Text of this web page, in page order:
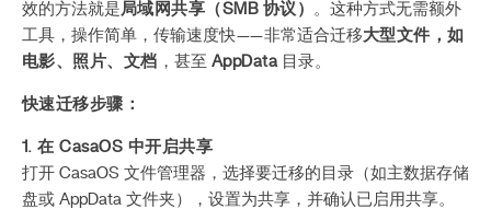
效的方法就是局域网共享（SMB 协议） 。这种方式无需额外
工具，操作简单，传输速度快——非常适合迁移大型文件，如
电影、照片、文档 ，甚至 AppData 目录。
快速迁移步骤：
1. 在 CasaOS 中开启共享
打开 CasaOS 文件管理器，选择要迁移的目录（如主数据存储
盘或 AppData 文件夹），设置为共享，并确认已启用共享。